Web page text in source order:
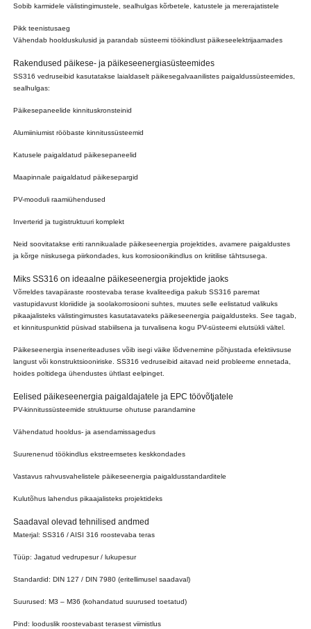
Sobib karmidele välistingimustele, sealhulgas kõrbetele, katustele ja mererajatistele
Pikk teenistusaeg
Vähendab hoolduskulusid ja parandab süsteemi töökindlust päikeseelektrijaamades
Rakendused päikese- ja päikeseenergiasüsteemides
SS316 vedruseibid kasutatakse laialdaselt päikesegalvaanilistes paigaldussüsteemides,
sealhulgas:
Päikesepaneelide kinnituskronsteinid
Alumiiniumist rööbaste kinnitussüsteemid
Katusele paigaldatud päikesepaneelid
Maapinnale paigaldatud päikesepargid
PV-mooduli raamiühendused
Inverterid ja tugistruktuuri komplekt
Neid soovitatakse eriti rannikualade päikeseenergia projektides, avamere paigaldustes
ja kõrge niiskusega piirkondades, kus korrosioonikindlus on kriitilise tähtsusega.
Miks SS316 on ideaalne päikeseenergia projektide jaoks
Võrreldes tavapäraste roostevaba terase kvaliteediga pakub SS316 paremat
vastupidavust kloriidide ja soolakorrosiooni suhtes, muutes selle eelistatud valikuks
pikaajalisteks välistingimustes kasutatavateks päikeseenergia paigaldusteks. See tagab,
et kinnituspunktid püsivad stabiilsena ja turvalisena kogu PV-süsteemi elutsükli vältel.
Päikeseenergia inseneriteaduses võib isegi väike lõdvenemine põhjustada efektiivsuse
langust või konstruktsiooniriske. SS316 vedruseibid aitavad neid probleeme ennetada,
hoides poltidega ühendustes ühtlast eelpinget.
Eelised päikeseenergia paigaldajatele ja EPC töövõtjatele
PV-kinnitussüsteemide struktuurse ohutuse parandamine
Vähendatud hooldus- ja asendamissagedus
Suurenenud töökindlus ekstreemsetes keskkondades
Vastavus rahvusvahelistele päikeseenergia paigaldusstandarditele
Kulutõhus lahendus pikaajalisteks projektideks
Saadaval olevad tehnilised andmed
Materjal: SS316 / AISI 316 roostevaba teras
Tüüp: Jagatud vedrupesur / lukupesur
Standardid: DIN 127 / DIN 7980 (eritellimusel saadaval)
Suurused: M3 – M36 (kohandatud suurused toetatud)
Pind: looduslik roostevabast terasest viimistlus